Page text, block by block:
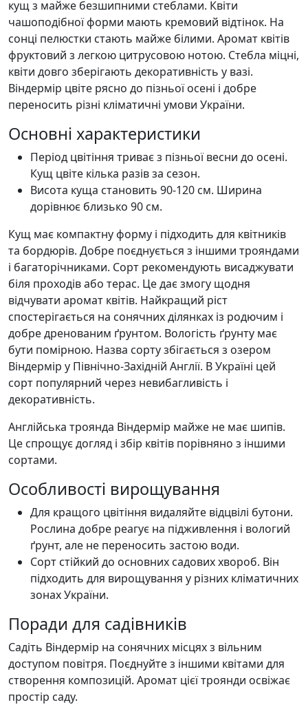
кущ з майже безшипними стеблами. Квіти
чашоподібної форми мають кремовий відтінок. На
сонці пелюстки стають майже білими. Аромат квітів
фруктовий з легкою цитрусовою нотою. Стебла міцні,
квіти довго зберігають декоративність у вазі.
Віндермір цвіте рясно до пізньої осені і добре
переносить різні кліматичні умови України.
Основні характеристики
Період цвітіння триває з пізньої весни до осені.
Кущ цвіте кілька разів за сезон.
Висота куща становить 90-120 см. Ширина
дорівнює близько 90 см.
Кущ має компактну форму і підходить для квітників
та бордюрів. Добре поєднується з іншими трояндами
і багаторічниками. Сорт рекомендують висаджувати
біля проходів або терас. Це дає змогу щодня
відчувати аромат квітів. Найкращий ріст
спостерігається на сонячних ділянках із родючим і
добре дренованим ґрунтом. Вологість ґрунту має
бути помірною. Назва сорту збігається з озером
Віндермір у Північно-Західній Англії. В Україні цей
сорт популярний через невибагливість і
декоративність.
Англійська троянда Віндермір майже не має шипів.
Це спрощує догляд і збір квітів порівняно з іншими
сортами.
Особливості вирощування
Для кращого цвітіння видаляйте відцвілі бутони.
Рослина добре реагує на підживлення і вологий
ґрунт, але не переносить застою води.
Сорт стійкий до основних садових хвороб. Він
підходить для вирощування у різних кліматичних
зонах України.
Поради для садівників
Садіть Віндермір на сонячних місцях з вільним
доступом повітря. Поєднуйте з іншими квітами для
створення композицій. Аромат цієї троянди освіжає
простір саду.